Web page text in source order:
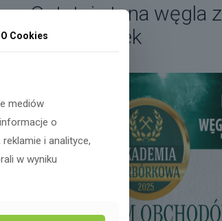
Ostatnia tona węgla z
KWK Bobrek
O Cookies
mediów
o
i analityce,
w wyniku